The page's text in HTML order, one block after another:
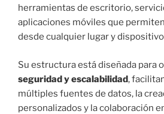
herramientas de escritorio,
aplicaciones móviles que
desde cualquier lugar y
Su estructura está diseñada para
seguridad y escalabilidad,
múltiples fuentes de datos, la
personalizados y la colaboración